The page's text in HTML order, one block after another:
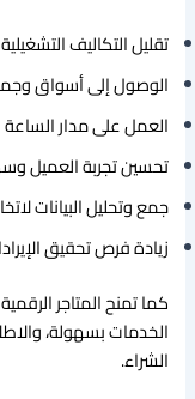
تقليل التكاليف
الوصول إلى أسواق
العمل على مدار الساعة
تحسين تجربة العميل
جمع وتحليل البيانات
زيادة فرص تحقيق
كما تمنح المتاجر
الخدمات بسهولة،
الشراء.